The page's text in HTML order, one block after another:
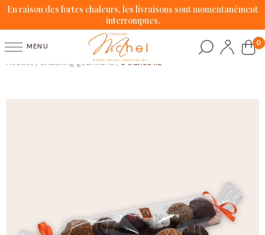
En raison des fortes chaleurs, les livraisons sont momentanément
interrompues.
MENU 0
Accueil / Snacking gourmand/6 truffes XL